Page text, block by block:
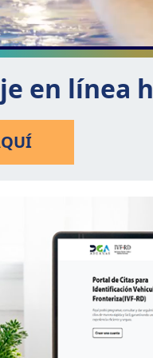
en línea